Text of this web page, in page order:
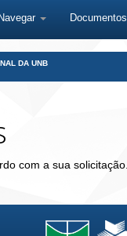
Navegar Documentos
DA UNB
com a sua solicitação.